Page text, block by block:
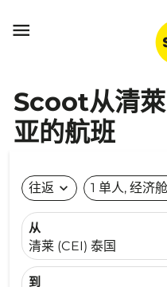

Scoot从清
亚的航班
往返 expand_more 1 单人, 经济舱
从
清莱 (CEI) 泰国
到